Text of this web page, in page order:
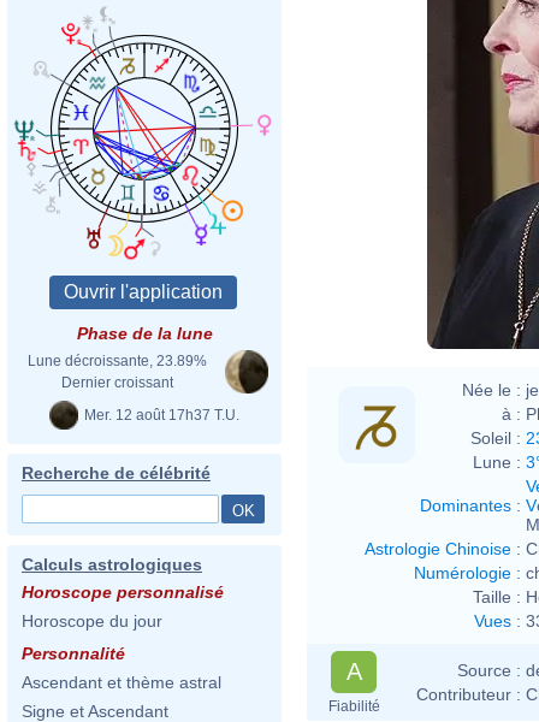
Phase de la lune
Lune décroissante, 23.89%
Dernier croissant
Mer. 12 août 17h37 T.U.
Recherche de célébrité
Calculs astrologiques
Horoscope personnalisé
Horoscope du jour
Personnalité
Ascendant et thème astral
Signe et Ascendant
Née le :
à :
Soleil :
Lune :
Dominantes :
Astrologie Chinoise :
Numérologie :
Taille :
Vues :
A
Fiabilité
Source :
Contributeur :